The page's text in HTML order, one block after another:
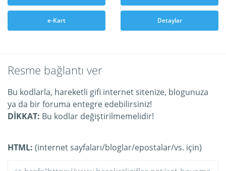
e-Kart Detaylar
Resme bağlantı ver
Bu kodlarla, hareketli gifi internet sitenize, blogunuza
ya da bir foruma entegre edebilirsiniz!
DİKKAT: Bu kodlar değiştirilmemelidir!
HTML: (internet sayfaları/bloglar/epostalar/vs. için)